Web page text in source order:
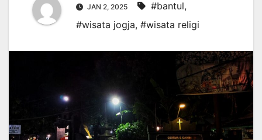
JAN 2, 2025 #bantul,
#wisata jogja, #wisata religi